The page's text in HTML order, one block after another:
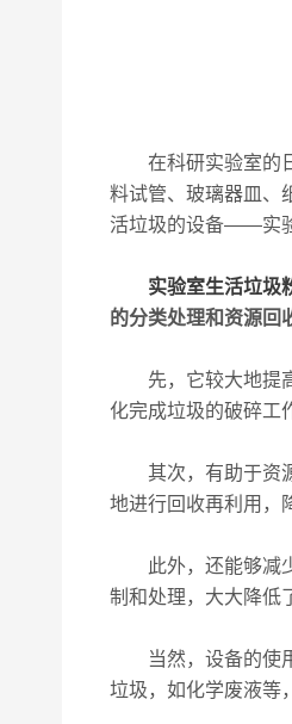
在科研实验室的日
料试管、玻璃器皿、
活垃圾的设备——实
实验室生活垃圾
的分类处理和资源回
先，它较大地提高
化完成垃圾的破碎工
其次，有助于资源
地进行回收再利用，
此外，还能够减少
制和处理，大大降低
当然，设备的使用
垃圾，如化学废液等